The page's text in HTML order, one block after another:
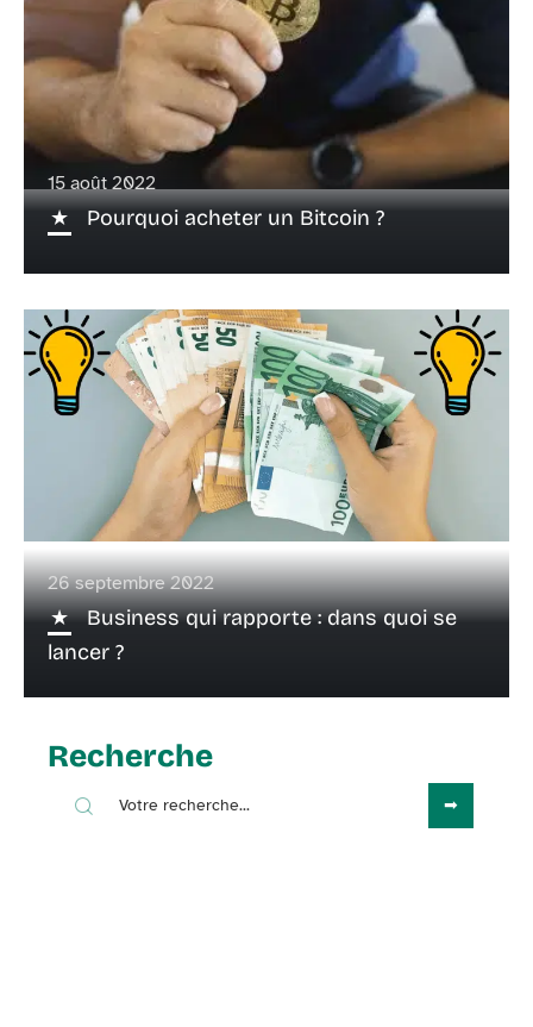
15 août 2022
Pourquoi acheter un Bitcoin ?
26 septembre 2022
Business qui rapporte : dans quoi se
lancer ?
Recherche